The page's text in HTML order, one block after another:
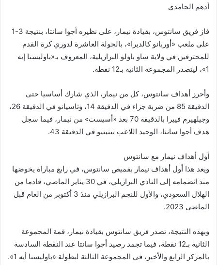
أدهم الحامدي
فاز فريق سانتوس، بقيادة نيمار، على نظيره أجوا سانتا، بنتيجة 3-1
على ملعب «أوربانو كالديرا»، بالجولة العاشرة لدوري كرة القدم
للمحترفين في ولاية ساو باولو البرازيلية، المعروف بـ«باوليستا إيه
1»، ليتصدر المجموعة الثانية بـ12 نقطة.
وأحرز أهداف سانتوس، كل من نيمار، الذي شارك أساسيا حتى
الدقيقة 85 من ضربة جزاء في الدقيقة 14، وثاسيانو في الدقيقة 26،
وجيلهيرم فييرا بالدقيقة 70 بعد «أسيست» من نيمار، فيما سجل
هدف أجوا سانتا، الوحيد اللاعب نيتينيو في الدقيقة 43.
أول أهداف نيمار مع سانتوس
ويعد هذا أول أهداف نيمار بقميص سانتوس، في رابع مباراة يخوضها
منذ انضمامه إلى النادي البرازيلي، في 30 يناير الماضي، قادما من
الهلال السعودي، والأول للنجم البرازيلي منذ 3 أكتوبر من العام قبل
الماضي 2023.
وبهذه النتيجة، تصدر فريق سانتوس بقيادة نيمار، قمة المجموعة
الثانية بـ12 نقطة، فيما تجمد رصيد أجوا سانتا عند النقطة السادسة
بالمركز الرابع والأخير، في المجموعة الثالثة لبطولة «باوليستا أيه 1».